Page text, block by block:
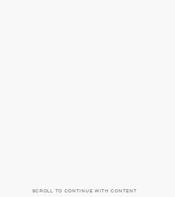
SCROLL TO CONTINUE WITH CONTENT